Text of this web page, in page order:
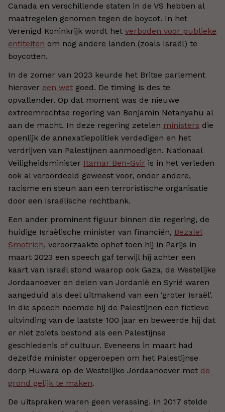
Canada en verschillende staten in de VS hebben al
maatregelen genomen tegen de boycot. In het
Verenigd Koninkrijk wordt het verboden voor publieke
entiteiten om nog andere landen (zoals Israël) te
boycotten.
In de zomer van 2023 keurde het Britse parlement
hierover een wet goed. De timing is des te
opvallender. Op dat moment was de nieuwe
extreemrechtse regering van Benjamin Netanyahu al
aan de macht. In deze regering zetelen ministers die
openlijk de annexatiepolitiek verdedigen en het
verdrijven van Palestijnen aanmoedigen. Nationaal
Veiligheidsminister Itamar Ben-Gvir is in het verleden
ook al veroordeeld geweest voor, onder andere,
racisme en steun aan een terroristische organisatie
door een Israëlische rechtbank.
Een ander prominent figuur binnen die regering, de
huidige Israëlische minister van financiën, Bezalel
Smotrich, veroorzaakte ophef toen hij in Parijs in
maart 2023 een speech gaf terwijl hij achter een
kaart van Israël stond waarop ook Gaza, de Westelijke
Jordaanoever en delen van Jordanië en Syrië waren
aangeduid als deel uitmakend van een ‘groter Israël’.
In die speech noemde hij de Palestijnen een fictieve
uitvinding van de laatste 100 jaar en beweerde hij dat
er niet zoiets bestond als een Palestijnse
geschiedenis of cultuur. Eveneens in maart had
dezelfde minister opgeroepen om het Palestijnse
dorp Huwara op de Westelijke Jordaanoever met de
grond gelijk te maken.
De uitspraken waren geen verassing. In 2017 stelde